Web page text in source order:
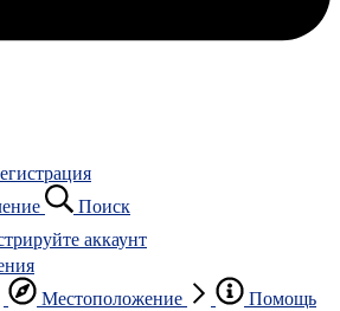
Поиск
аккаунт
Местоположение Помощь